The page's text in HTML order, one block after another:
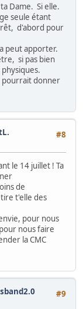
Dame. Si elle.
seule étant
d'abord pour
peut apporter.
si pas bien
pourrait donner
#8
le 14 juillet ! Ta
de
t'elle des
pour nous
nous faire
la CMC
#9